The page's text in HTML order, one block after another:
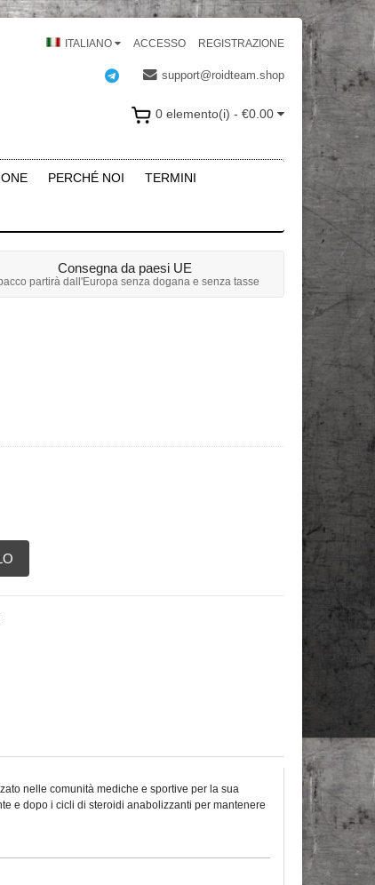
ACCESSO REGISTRAZIONE
ITALIANO
support@roidteam.shop
0 elemento(i) - €0.00
PERCHÉ NOI TERMINI
Consegna da paesi UE
pacco partirà dall'Europa senza dogana e senza tasse
nelle comunità mediche e sportive per la sua
e dopo i cicli di steroidi anabolizzanti per mantenere